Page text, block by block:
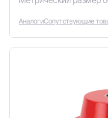
АналогиСопутствующие